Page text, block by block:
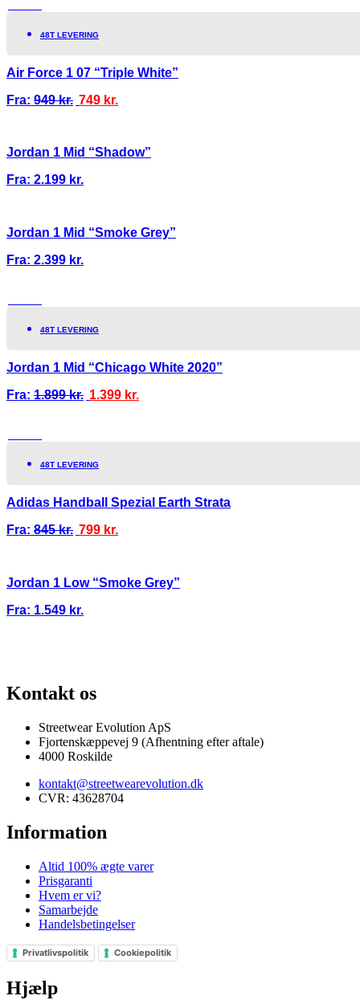
48T LEVERING
Air Force 1 07 “Triple White”
Fra: 949kr. 749 kr.
Jordan 1 Mid “Shadow”
Fra: 2.199 kr.
Jordan 1 Mid “Smoke Grey”
Fra: 2.399 kr.
48T LEVERING
Jordan 1 Mid “Chicago White 2020”
Fra: 1.899kr. 1.399 kr.
48T LEVERING
Adidas Handball Spezial Earth Strata
Fra: 845kr. 799 kr.
Jordan 1 Low “Smoke Grey”
Fra: 1.549 kr.
Kontakt os
Streetwear Evolution ApS
Fjortenskæppevej 9 (Afhentning efter aftale)
4000 Roskilde
kontakt@streetwearevolution.dk
CVR: 43628704
Information
Altid 100% ægte varer
Prisgaranti
Hvem er vi?
Samarbejde
Handelsbetingelser
Privatlivspolitik Cookiepolitik
Hjælp